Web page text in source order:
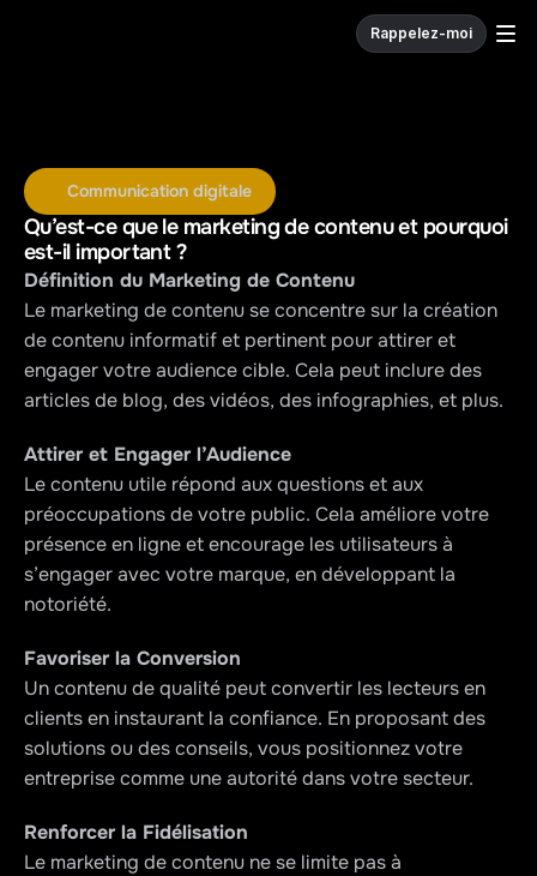
Rappelez-moi
Communication digitale
Qu’est-ce que le marketing de contenu et pourquoi
est-il important ?
Définition du Marketing de Contenu
Le marketing de contenu se concentre sur la création
de contenu informatif et pertinent pour attirer et
engager votre audience cible. Cela peut inclure des
articles de blog, des vidéos, des infographies, et plus.
Attirer et Engager l’Audience
Le contenu utile répond aux questions et aux
préoccupations de votre public. Cela améliore votre
présence en ligne et encourage les utilisateurs à
s’engager avec votre marque, en développant la
notoriété.
Favoriser la Conversion
Un contenu de qualité peut convertir les lecteurs en
clients en instaurant la confiance. En proposant des
solutions ou des conseils, vous positionnez votre
entreprise comme une autorité dans votre secteur.
Renforcer la Fidélisation
Le marketing de contenu ne se limite pas à